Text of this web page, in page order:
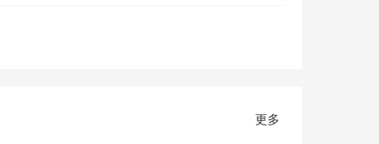
更多